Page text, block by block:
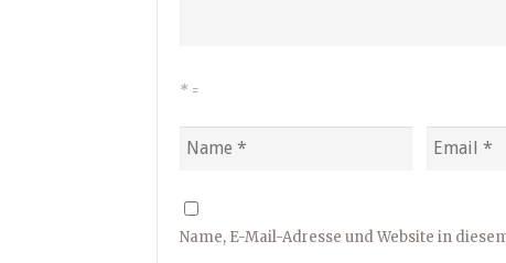
* =
Name, E-Mail-Adresse und Website in